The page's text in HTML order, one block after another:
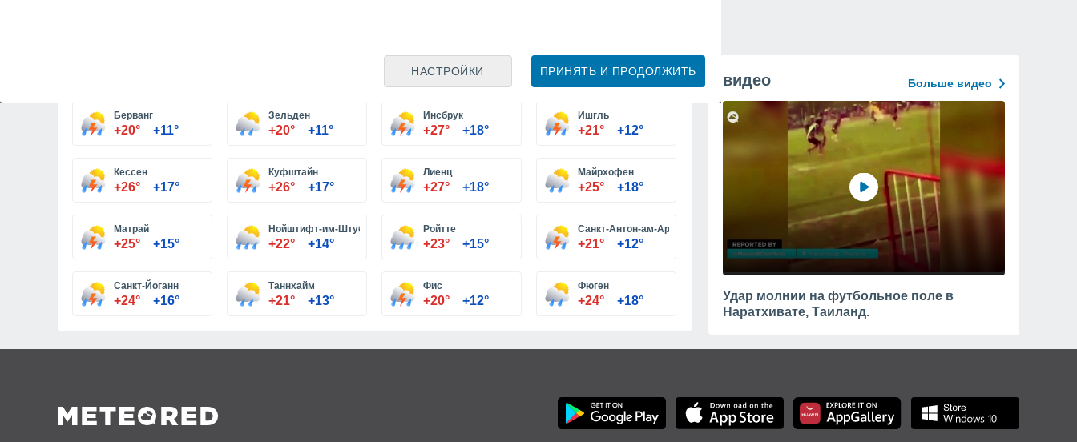
ПРИНЯТЬ И ПРОДОЛЖИТЬ
НАСТРОЙКИ
Берванг
+20° +11°
Зельден
+20° +11°
Инсбрук
+27° +18°
Ишгль
+21° +12°
Кессен
+26° +17°
Куфштайн
+26° +17°
Лиенц
+27° +18°
Майрхофен
+25° +18°
Матрай
+25° +15°
Нойштифт-им-Штубайталь
+22° +14°
Ройтте
+23° +15°
Санкт-Антон-ам-Арльберг
+21° +12°
Санкт-Йоганн
+24° +16°
Таннхайм
+21° +13°
Фис
+20° +12°
Фюген
+24° +18°
видео Больше видео
Удар молнии на футбольное поле в
Наратхивате, Таиланд.